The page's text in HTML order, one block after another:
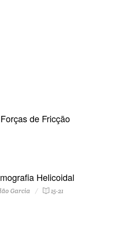
de Fricção
Helicoidal
Garcia
15-21